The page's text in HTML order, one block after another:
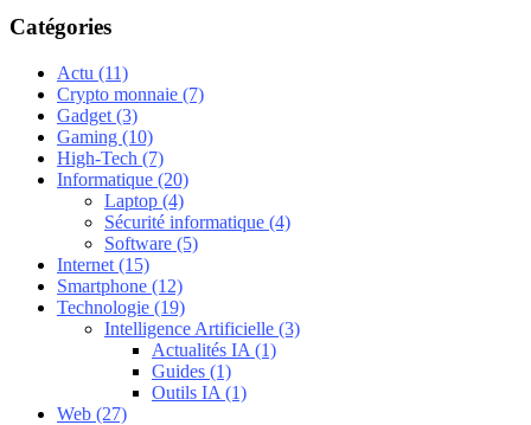
Catégories
Actu (11)
Crypto monnaie (7)
Gadget (3)
Gaming (10)
High-Tech (7)
Informatique (20)
Laptop (4)
Sécurité informatique (4)
Software (5)
Internet (15)
Smartphone (12)
Technologie (19)
Intelligence Artificielle (3)
Actualités IA (1)
Guides (1)
Outils IA (1)
Web (27)